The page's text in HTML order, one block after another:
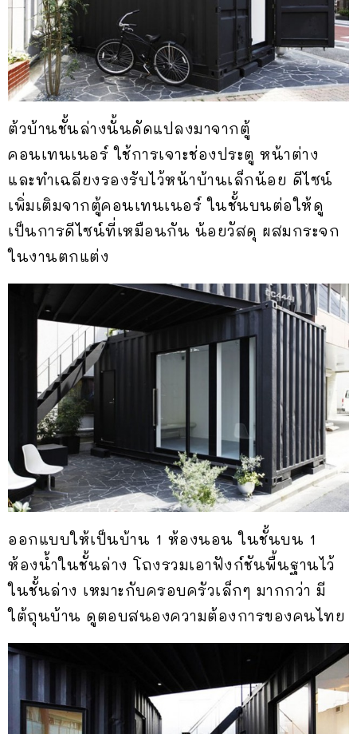
ต้วบ้านชั้นล่างนั้นดัดแปลงมาจากตู้
คอนเทนเนอร์ ใช้การเจาะช่องประตู หน้าต่าง
และทำเฉลียงรองรับไว้หน้าบ้านเล็กน้อย ดีไซน์
เพิ่มเติมจากตู้คอนเทนเนอร์ ในชั้นบนต่อให้ดู
เป็นการดีไซน์ที่เหมือนกัน น้อยวัสดุ ผสมกระจก
ในงานตกแต่ง
ออกแบบให้เป็นบ้าน 1 ห้องนอน ในชั้นบน 1
ห้องน้ำในชั้นล่าง โถงรวมเอาฟังก์ชันพื้นฐานไว้
ในชั้นล่าง เหมาะกับครอบครัวเล็กๆ มากกว่า มี
ใต้ถุนบ้าน ดูตอบสนองความต้องการของคนไทย